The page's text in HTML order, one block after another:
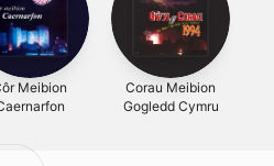
Meibion
Corau Meibion
Gogledd Cymru